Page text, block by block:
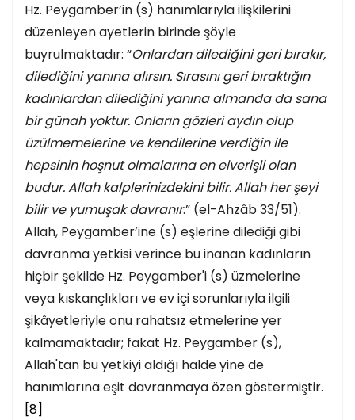
Hz. Peygamber’in (s) hanımlarıyla ilişkilerini
düzenleyen ayetlerin birinde şöyle
buyrulmaktadır: “Onlardan dilediğini geri bırakır,
dilediğini yanına alırsın. Sırasını geri bıraktığın
kadınlardan dilediğini yanına almanda da sana
bir günah yoktur. Onların gözleri aydın olup
üzülmemelerine ve kendilerine verdiğin ile
hepsinin hoşnut olmalarına en elverişli olan
budur. Allah kalplerinizdekini bilir. Allah her şeyi
bilir ve yumuşak davranır.” (el-Ahzâb 33/51).
Allah, Peygamber’ine (s) eşlerine dilediği gibi
davranma yetkisi verince bu inanan kadınların
hiçbir şekilde Hz. Peygamber'i (s) üzmelerine
veya kıskançlıkları ve ev içi sorunlarıyla ilgili
şikâyetleriyle onu rahatsız etmelerine yer
kalmamaktadır; fakat Hz. Peygamber (s),
Allah'tan bu yetkiyi aldığı halde yine de
hanımlarına eşit davranmaya özen göstermiştir.
[8]